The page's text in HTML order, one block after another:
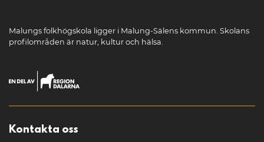
Malungs folkhögskola ligger i Malung-Sälens kommun. Skolans
profilområden är natur, kultur och hälsa.
Kontakta oss